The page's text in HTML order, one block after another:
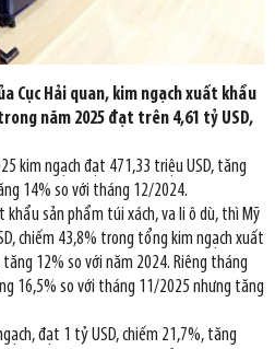
Cục Hải quan, kim ngạch xuất khẩu
năm 2025 đạt trên 4,61 tỷ USD,
kim ngạch đạt 471,33 triệu USD, tăng
14% so với tháng 12/2024.
sản phẩm túi xách, va li ô dù, thì Mỹ
chiếm 43,8% trong tổng kim ngạch xuất
tăng 12% so với năm 2024. Riêng tháng
16,5% so với tháng 11/2025 nhưng tăng
đạt 1 tỷ USD, chiếm 21,7%, tăng